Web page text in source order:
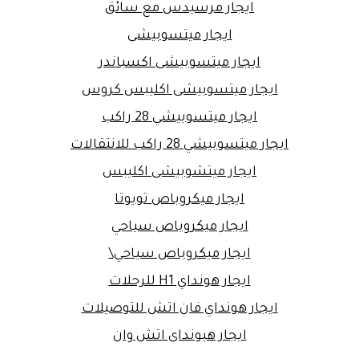
ايجار مرسيدس مع سائق
ايجار ميتسوبيشى
ايجار ميتسوبيشى اكسباندر
ايجار ميتسوبيشى اكليبس كروس
ايجار ميتسوبيشي 28 راكب
ايجار ميتسوبيشي 28 راكب للانتقالات
ايجار ميتشوبيشى اكليبس
ايجار ميكروباص تويوتا
ايجار ميكروباص سياحي
ايجار ميكروباص سياحي\
ايجار هونداي H1 للرحلات
ايجار هونداي فان اتش للتوصيلات
ايجار هيونداى اتش وان